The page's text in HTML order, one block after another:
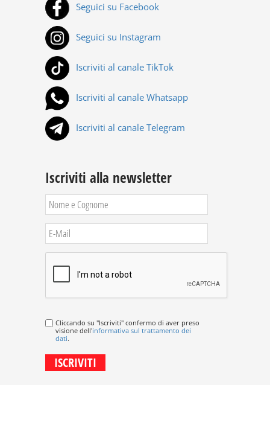
Seguici su Facebook
Seguici su Instagram
Iscriviti al canale TikTok
Iscriviti al canale Whatsapp
Iscriviti al canale Telegram
Iscriviti alla newsletter
Cliccando su "Iscriviti" confermo di aver preso
visione dell'informativa sul trattamento dei
dati.